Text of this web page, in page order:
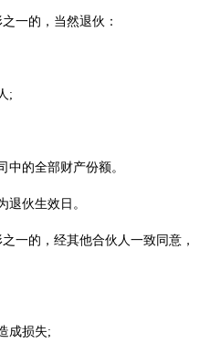
一的，当然退伙：
;
的全部财产份额。
退伙生效日。
一的，经其他合伙人一致同意，
成损失;